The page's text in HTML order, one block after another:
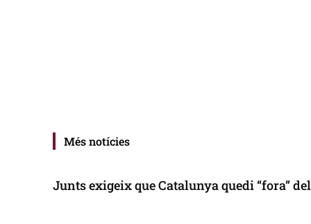
Més notícies
Junts exigeix que Catalunya quedi “fora”